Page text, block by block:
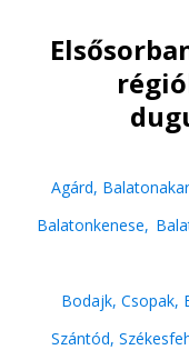
Agárd,
Balatonkenese,
Bodajk, Csopak,
Szántód,